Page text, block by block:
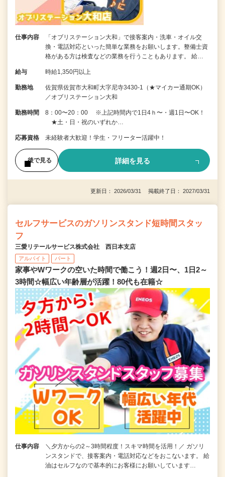
仕事内容
「オブリステーション大和」で接客案内・洗車・オイル交
換・電話対応といった簡単な業務をお願いします。整備士資
格がある方は検査などの業務を行うこともあります。 給…
給与 時給1,350円以上
勤務地
佐賀県佐賀市大和町大字尼寺3430-1（★マイカー通期OK）
／オブリステーション大和
勤務時間
8：00〜20：00 ※上記時間内で1日4ｈ〜・週1日〜OK！
★土・日・祝のいずれか…
応募資格 未経験者大歓迎！学生・フリーター活躍中！
後で見る 詳細を見る
更新日： 2026/03/31 掲載終了日： 2027/03/31
セルフサービスのガソリンスタンド短時間スタッ
フ
三愛リテールサービス株式会社 西日本支店
アルバイト パート
家事やWワークの空いた時間で働こう！週2日〜、1日2～
3時間☆幅広い年齢層が活躍！80代も在籍☆
仕事内容
＼夕方からの2～3時間程度！スキマ時間を活用！／ ガソリ
ンスタンドで、接客案内・電話対応などをおこないます。 給
油はセルフなので基本的にお客様にお願いしています…